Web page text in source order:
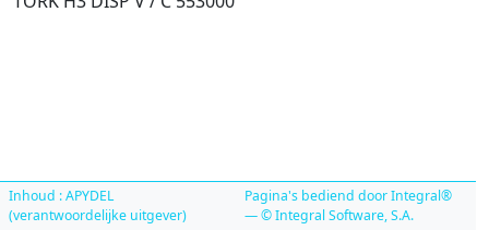
Inhoud : APYDEL
(verantwoordelijke uitgever)
Pagina's bediend door Integral®
— © Integral Software, S.A.